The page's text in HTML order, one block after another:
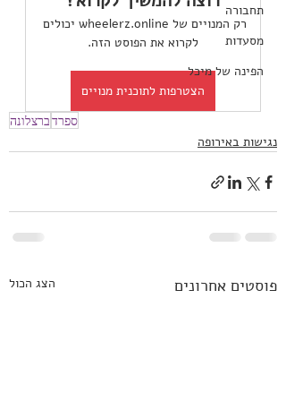
תחבורה
מסעדות
הפינה של מיכל
רק המנויים של wheelerz.online יכולים
לקרוא את הפוסט הזה.
הצטרפות לתוכנית מנויים
ספרדברצלונה
נגישות באירופה
פוסטים אחרונים הצג הכול